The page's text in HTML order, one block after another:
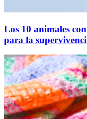
Los 10 animales
para la